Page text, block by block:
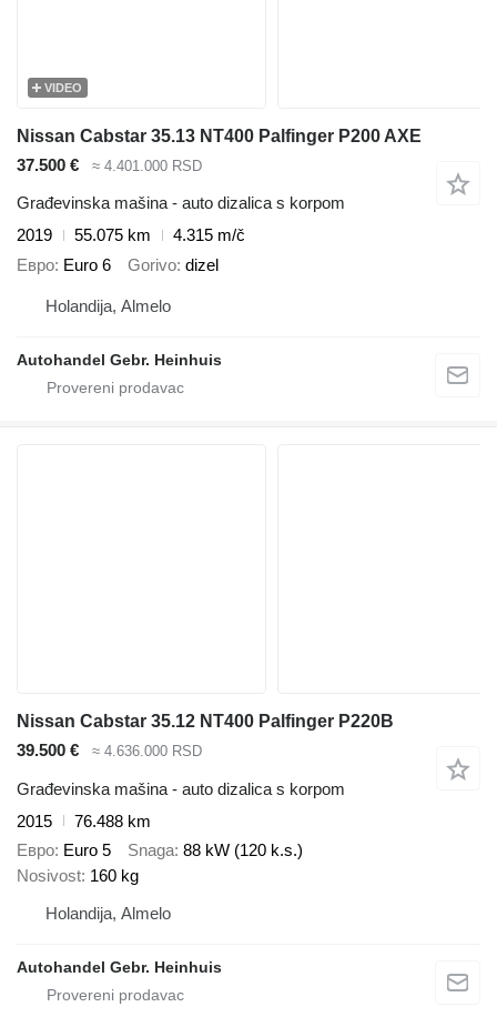
VIDEO
Nissan Cabstar 35.13 NT400 Palfinger P200 AXE
37.500 €
≈ 4.401.000 RSD
Građevinska mašina - auto dizalica s korpom
2019
55.075 km
4.315 m/č
Евро Euro 6 Gorivo dizel
Holandija, Almelo
Autohandel Gebr. Heinhuis
Nissan Cabstar 35.12 NT400 Palfinger P220B
39.500 €
≈ 4.636.000 RSD
Građevinska mašina - auto dizalica s korpom
2015
76.488 km
Евро Euro 5 Snaga 88 kW (120 k.s.)
Nosivost 160 kg
Holandija, Almelo
Autohandel Gebr. Heinhuis